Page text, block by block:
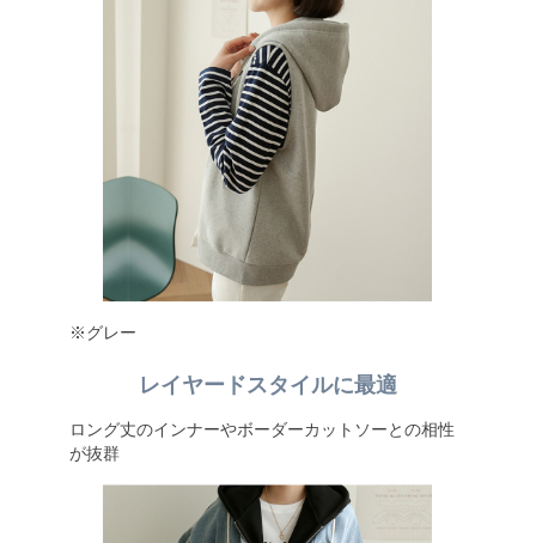
※グレー
レイヤードスタイルに最適
ロング丈のインナーやボーダーカットソーとの相性
が抜群